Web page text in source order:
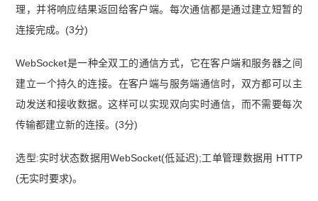
理，并将响应结果返回给客户端。每次通信都是通过建立短暂的
连接完成。(3分)
WebSocket是一种全双工的通信方式，它在客户端和服务器之间
建立一个持久的连接。在客户端与服务端通信时，双方都可以主
动发送和接收数据。这样可以实现双向实时通信，而不需要每次
传输都建立新的连接。(3分)
选型:实时状态数据用WebSocket(低延迟);工单管理数据用 HTTP
(无实时要求)。